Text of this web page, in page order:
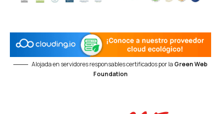
Alojada en servidores responsables certificados por la Green Web
Foundation